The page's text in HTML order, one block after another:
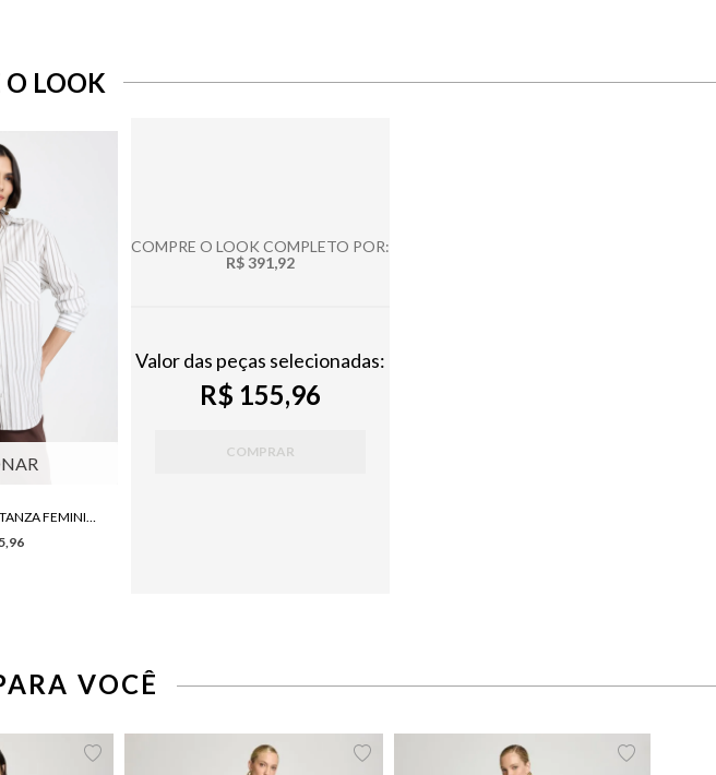
LOOK
CAMISA LE LIS CONSTANZA FEMININA
COMPRE O LOOK COMPLETO POR:
R$ 391,92
Valor das peças selecionadas:
R$ 155,96
COMPRAR
VOCÊ
42 44